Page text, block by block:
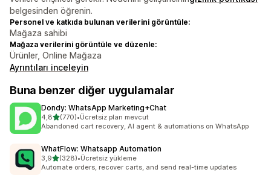
belgesinden öğrenin.
Personel ve katkıda bulunan verilerini görüntüle:
Mağaza sahibi
Mağaza verilerini görüntüle ve düzenle:
Ürünler, Online Mağaza
Ayrıntıları inceleyin
Buna benzer diğer uygulamalar
Dondy: WhatsApp Marketing+Chat
4,85 yıldız üzerinden
(770)
toplam 770 değerlendirme
•Ücretsiz plan mevcut
Abandoned cart recovery, AI agent & automations on WhatsApp
WhatFlow: Whatsapp Automation
3,95 yıldız üzerinden
(328)
toplam 328 değerlendirme
•Ücretsiz yükleme
Automate orders, recover carts, and send real-time updates